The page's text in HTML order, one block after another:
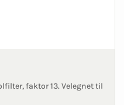
faktor 13. Velegnet til